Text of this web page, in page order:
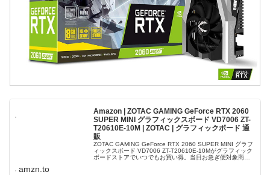
Amazon | ZOTAC GAMING GeForce RTX 2060
SUPER MINI グラフィックスボード VD7006 ZT-
T20610E-10M | ZOTAC | グラフィックボード 通
販
ZOTAC GAMING GeForce RTX 2060 SUPER MINI グラフ
ィックスボード VD7006 ZT-T20610E-10Mがグラフィック
ボードストアでいつでもお買い得。当日お急ぎ便対象商品
amzn.to